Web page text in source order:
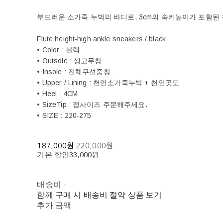
부드러운 소가죽 누벅의 바디로, 3cm의 속키높이가 포함된
Flute height-high ankle sneakers / black
• Color : 블랙
• Outsole : 생고무창
• Insole : 전체쿠션중창
• Upper / Lining : 천연소가죽누박 + 천연곳도
• Heel : 4CM
• SizeTip : 정사이즈 주문해주세요.
• SIZE : 220-275
187,000원 220,000원
기본 할인33,000원
배송비 -
함께 구매 시 배송비 절약 상품 보기
추가 금액